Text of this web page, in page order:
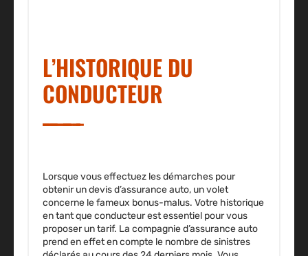
L’HISTORIQUE DU
CONDUCTEUR
Lorsque vous effectuez les démarches pour
obtenir un devis d’assurance auto, un volet
concerne le fameux bonus-malus. Votre historique
en tant que conducteur est essentiel pour vous
proposer un tarif. La compagnie d’assurance auto
prend en effet en compte le nombre de sinistres